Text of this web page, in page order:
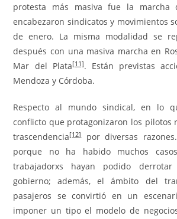
protesta más masiva fue la marcha
encabezaron sindicatos y movimientos
de enero. La misma modalidad se
después con una masiva marcha en
Mar del Plata[11]. Están previstas
Mendoza y Córdoba.
Respecto al mundo sindical, en lo
conflicto que protagonizaron los pilotos
trascendencia[12]por diversas
porque no ha habido muchos
trabajadorxs hayan podido
gobierno; además, el ámbito del
pasajeros se convirtió en un
imponer un tipo el modelo de